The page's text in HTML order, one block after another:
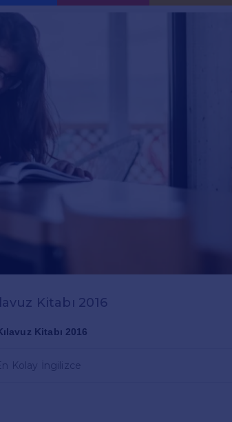
Kitabı 2016
Kitabı 2016
Kolay İngilizce